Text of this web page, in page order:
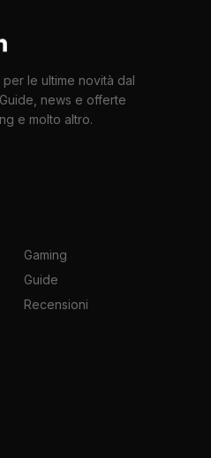
le ultime novità dal
news e offerte
e molto altro.
Gaming
Guide
Recensioni